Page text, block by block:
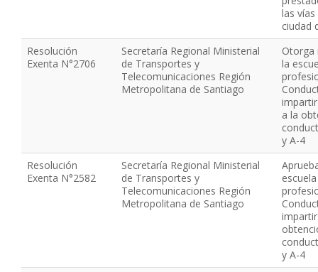
las
ciudad
Resolución
Exenta N°2706
Secretaría Regional Ministerial
de Transportes y
Telecomunicaciones Región
Metropolitana de Santiago
Otorga
la
a la
y A-4
Resolución
Exenta N°2582
Secretaría Regional Ministerial
de Transportes y
Telecomunicaciones Región
Metropolitana de Santiago
y A-4